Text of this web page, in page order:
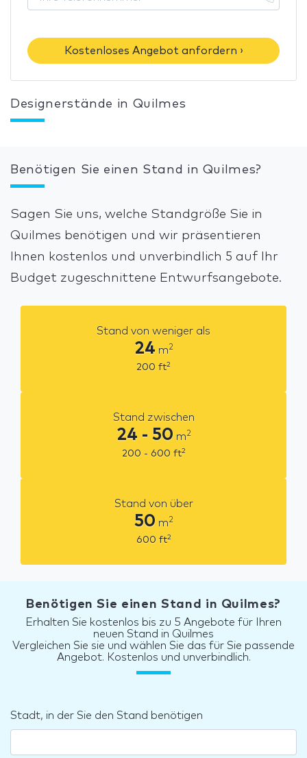
Kostenloses Angebot anfordern ›
Designerstände in Quilmes
Benötigen Sie einen Stand in Quilmes?
Sagen Sie uns, welche Standgröße Sie in
Quilmes benötigen und wir präsentieren
Ihnen kostenlos und unverbindlich 5 auf Ihr
Budget zugeschnittene Entwurfsangebote.
Stand von weniger als
24 m2
200 ft2
Stand zwischen
24 - 50 m2
200 - 600 ft2
Stand von über
50 m2
600 ft2
Benötigen Sie einen Stand in Quilmes?
Erhalten Sie kostenlos bis zu 5 Angebote für Ihren
neuen Stand in Quilmes
Vergleichen Sie sie und wählen Sie das für Sie passende
Angebot. Kostenlos und unverbindlich.
Stadt, in der Sie den Stand benötigen